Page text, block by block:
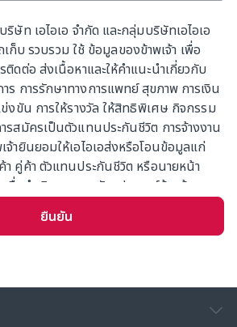
ริษัท เอไอเอ จำกัด และกลุ่มบริษัทเอไอเอ
ถเก็บ รวบรวม ใช้ ข้อมูลของข้าพเจ้า เพื่อ
ติดต่อ ส่งเนื้อหาและให้คำแนะนำเกี่ยวกับ
การรักษาทางการแพทย์ สุขภาพ การเงิน
ข่งขัน การให้รางวัล ให้สิทธิพิเศษ กิจกรรม
รสมัครเป็นตัวแทนประกันชีวิต การจ้างงาน
จ้ายินยอมให้เอไอเอส่งหรือโอนข้อมูลแก่
คู่ค้า ตัวแทนประกันชีวิต หรือนายหน้า
พื่อดำเนินการตามวัตถุประสงค์ข้างต้น
การให้ความยินยอมครั้งนี้มีผลแทนที่การ
น ท่านสามารถศึกษานโยบายข้อมูลส่วน
ยืนยัน